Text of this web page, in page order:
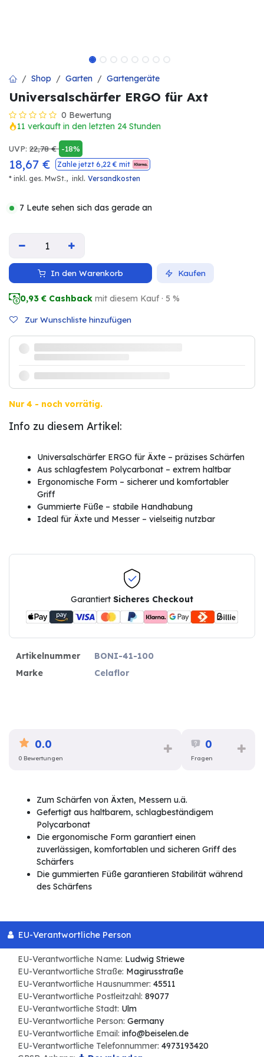
Shop Garten Gartengeräte
Universalschärfer ERGO für Axt
0 Bewertung
11 verkauft in den letzten 24 Stunden
UVP: 22,78€ -18%
18,67 € Zahle jetzt 6,22 € mit
* inkl. ges. MwSt., inkl . Versandkosten
7 Leute sehen sich das gerade an
In den Warenkorb Kaufen
0,93 € Cashback mit diesem Kauf · 5 %
Zur Wunschliste hinzufügen
Nur 4 - noch vorrätig.
Info zu diesem Artikel:
Universalschärfer ERGO für Äxte – präzises Schärfen
Aus schlagfestem Polycarbonat – extrem haltbar
Ergonomische Form – sicherer und komfortabler
Griff
Gummierte Füße – stabile Handhabung
Ideal für Äxte und Messer – vielseitig nutzbar
Garantiert Sicheres Checkout
Artikelnummer
BONI-41-100
Marke
Celaflor
0.0
0 Bewertungen
0
Fragen
Zum Schärfen von Äxten, Messern u.ä.
Gefertigt aus haltbarem, schlagbeständigem
Polycarbonat
Die ergonomische Form garantiert einen
zuverlässigen, komfortablen und sicheren Griff des
Schärfers
Die gummierten Füße garantieren Stabilität während
des Schärfens
EU-Verantwortliche Person
EU-Verantwortliche Name: Ludwig Striewe
EU-Verantwortliche Straße: Magirusstraße
EU-Verantwortliche Hausnummer: 45511
EU-Verantwortliche Postleitzahl: 89077
EU-Verantwortliche Stadt: Ulm
EU-Verantwortliche Person: Germany
EU-Verantwortliche Email: info@beiselen.de
EU-Verantwortliche Telefonnummer: 4973193420